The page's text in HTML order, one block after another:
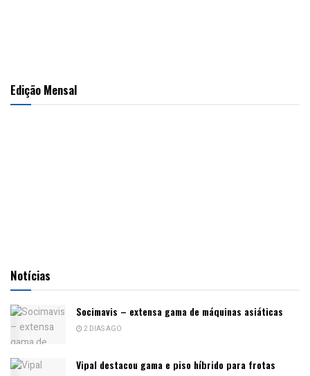
Edição Mensal
Notícias
Socimavis – extensa gama de máquinas asiáticas
2 DIAS AGO
Vipal destacou gama e piso híbrido para frotas